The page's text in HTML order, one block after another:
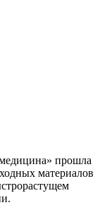
прошла
материалов